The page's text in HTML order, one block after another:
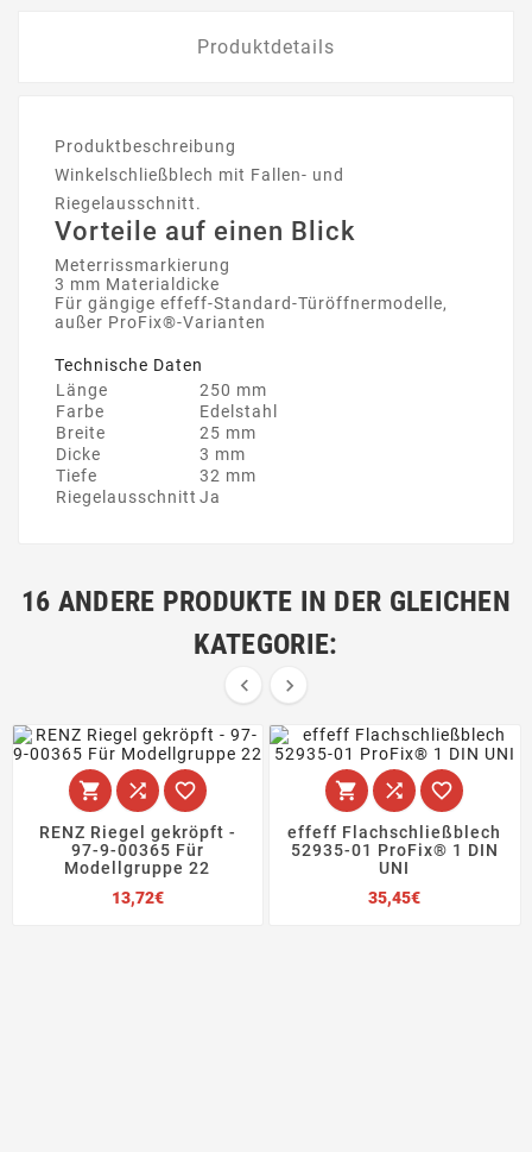
Produktdetails
Produktbeschreibung
Winkelschließblech mit Fallen- und
Riegelausschnitt.
Vorteile auf einen Blick
Meterrissmarkierung
3 mm Materialdicke
Für gängige effeff-Standard-Türöffnermodelle,
außer ProFix®-Varianten
Technische Daten
Länge
250 mm
Farbe
Edelstahl
Breite
25 mm
Dicke
3 mm
Tiefe
32 mm
Riegelausschnitt Ja
16 ANDERE PRODUKTE IN DER GLEICHEN
KATEGORIE:
 
  
RENZ Riegel gekröpft -
97-9-00365 Für
Modellgruppe 22
13,72€Preis
  
effeff Flachschließblech
52935-01 ProFix® 1 DIN
UNI
35,45€Preis